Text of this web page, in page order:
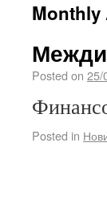
Posted on 25/
Posted in